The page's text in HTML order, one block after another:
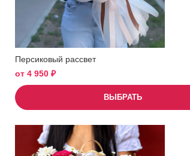
Персиковый рассвет
от 4 950 ₽
ВЫБРАТЬ